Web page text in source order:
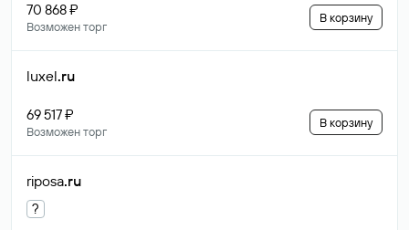
70 868 ₽
Возможен торг
В корзину
luxel.ru
69 517 ₽
Возможен торг
В корзину
riposa.ru
?